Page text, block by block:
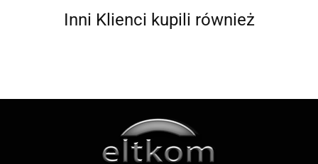
Inni Klienci kupili również